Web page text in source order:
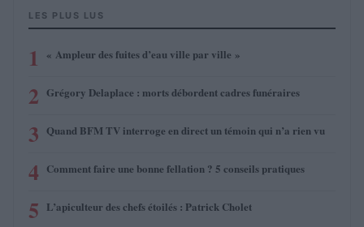
LES PLUS LUS
1 « Ampleur des fuites d’eau ville par ville »
2 Grégory Delaplace : morts débordent cadres funéraires
3 Quand BFM TV interroge en direct un témoin qui n’a rien vu
4 Comment faire une bonne fellation ? 5 conseils pratiques
5 L’apiculteur des chefs étoilés : Patrick Cholet